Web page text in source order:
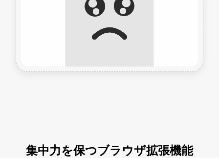
集中力を保つブラウザ拡張機能